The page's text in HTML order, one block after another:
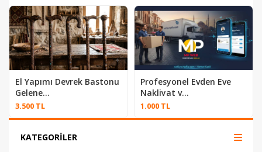
El Yapımı Devrek Bastonu
Gelene...
3.500 TL
Profesyonel Evden Eve
Nakliyat v...
1.000 TL
KATEGORİLER